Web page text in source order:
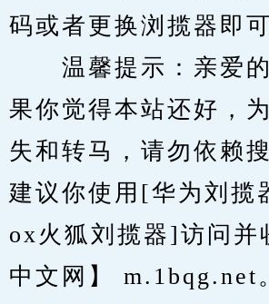
码或者更换浏揽器即可
温馨提示：亲爱的
果你觉得本站还好，
失和转马，请勿依赖
建议你使用[华为刘
ox火狐刘揽器]访问并
中文网】 m.1bqg.net